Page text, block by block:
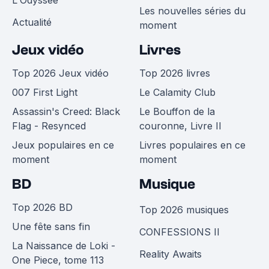
Actualité
Les nouvelles séries du
moment
Jeux vidéo
Top 2026 Jeux vidéo
007 First Light
Assassin's Creed: Black
Flag - Resynced
Jeux populaires en ce
moment
Livres
Top 2026 livres
Le Calamity Club
Le Bouffon de la
couronne, Livre II
Livres populaires en ce
moment
BD
Top 2026 BD
Une fête sans fin
La Naissance de Loki -
One Piece, tome 113
Musique
Top 2026 musiques
CONFESSIONS II
Reality Awaits